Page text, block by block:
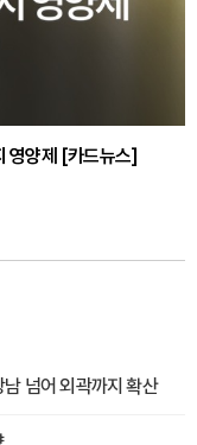
영양제 [카드뉴스]
넘어 외곽까지 확산